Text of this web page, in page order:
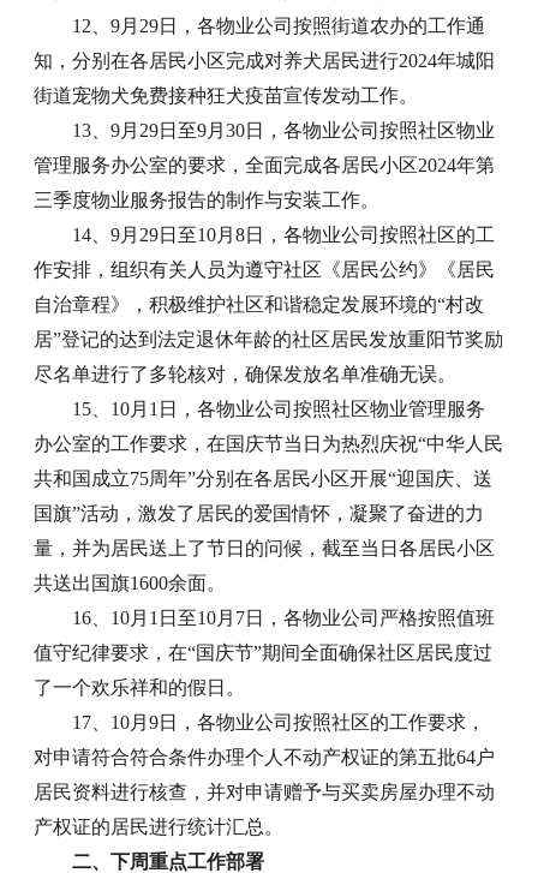
12、9月29日，各物业公司按照街道农办的工作通
知，分别在各居民小区完成对养犬居民进行2024年城阳
街道宠物犬免费接种狂犬疫苗宣传发动工作。
13、9月29日至9月30日，各物业公司按照社区物业
管理服务办公室的要求，全面完成各居民小区2024年第
三季度物业服务报告的制作与安装工作。
14、9月29日至10月8日，各物业公司按照社区的工
作安排，组织有关人员为遵守社区《居民公约》《居民
自治章程》，积极维护社区和谐稳定发展环境的“村改
居”登记的达到法定退休年龄的社区居民发放重阳节奖励
尽名单进行了多轮核对，确保发放名单准确无误。
15、10月1日，各物业公司按照社区物业管理服务
办公室的工作要求，在国庆节当日为热烈庆祝“中华人民
共和国成立75周年”分别在各居民小区开展“迎国庆、送
国旗”活动，激发了居民的爱国情怀，凝聚了奋进的力
量，并为居民送上了节日的问候，截至当日各居民小区
共送出国旗1600余面。
16、10月1日至10月7日，各物业公司严格按照值班
值守纪律要求，在“国庆节”期间全面确保社区居民度过
了一个欢乐祥和的假日。
17、10月9日，各物业公司按照社区的工作要求，
对申请符合符合条件办理个人不动产权证的第五批64户
居民资料进行核查，并对申请赠予与买卖房屋办理不动
产权证的居民进行统计汇总。
二、下周重点工作部署